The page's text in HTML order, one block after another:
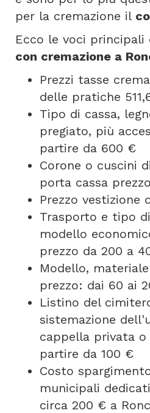
per la cremazione il
Ecco le voci principali
con cremazione a
Prezzi tasse
delle pratiche
Tipo di cassa,
pregiato, più
partire da 600 €
Corone o cuscini
porta cassa
Prezzo vestizione
Trasporto e tipo
modello
prezzo da 200 a
Modello,
prezzo: dai 60 ai
Listino del
sistemazione
cappella privata
partire da 100 €
Costo
municipali
circa 200 € a